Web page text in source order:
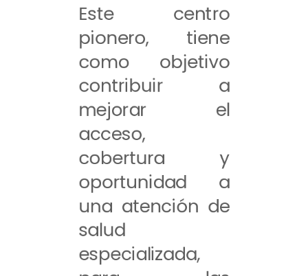
Este centro
pionero, tiene
como objetivo
contribuir a
mejorar el
acceso,
cobertura y
oportunidad a
una atención de
salud
especializada,